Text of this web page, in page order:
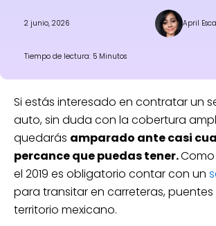
2 junio, 2026 April
Tiempo de lectura: 5 Minutos
Si estás interesado en contratar un
auto, sin duda con la cobertura
quedarás amparado ante casi
percance que puedas tener.
el 2019 es obligatorio contar con un
para transitar en carreteras,
territorio mexicano.